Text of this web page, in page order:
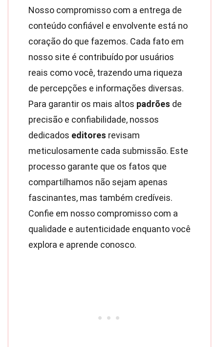
Nosso compromisso com a entrega de
conteúdo confiável e envolvente está no
coração do que fazemos. Cada fato em
nosso site é contribuído por usuários
reais como você, trazendo uma riqueza
de percepções e informações diversas.
Para garantir os mais altos padrões de
precisão e confiabilidade, nossos
dedicados editores revisam
meticulosamente cada submissão. Este
processo garante que os fatos que
compartilhamos não sejam apenas
fascinantes, mas também credíveis.
Confie em nosso compromisso com a
qualidade e autenticidade enquanto você
explora e aprende conosco.